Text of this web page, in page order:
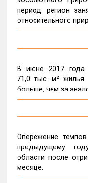
период регион
относительного
В июне 2017 года
71,0 тыс. м²
больше, чем за
Опережение
предыдущему
области после
месяце.